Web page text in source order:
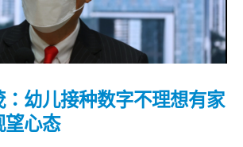
：幼儿接种数字不理想有家
望心态